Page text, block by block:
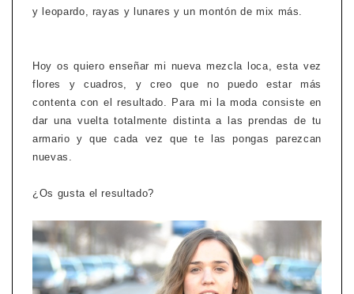
y leopardo, rayas y lunares y un montón de mix más.
Hoy os quiero enseñar mi nueva mezcla loca, esta vez
flores y cuadros, y creo que no puedo estar más
contenta con el resultado. Para mi la moda consiste en
dar una vuelta totalmente distinta a las prendas de tu
armario y que cada vez que te las pongas parezcan
nuevas.
¿Os gusta el resultado?